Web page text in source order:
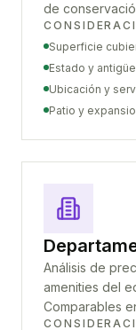
de
Superficie
Estado y
Ubicación y
Patio y
Análisis de
amenities del
Comparables